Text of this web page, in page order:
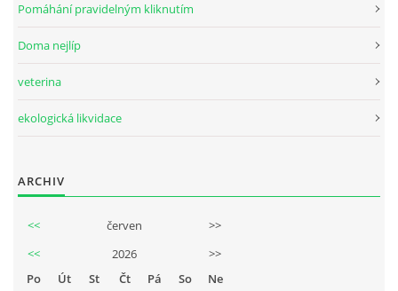
Pomáhání pravidelným kliknutím
Doma nejlíp
veterina
ekologická likvidace
ARCHIV
<< červen
>>
<<
2026
>>
Po
Út St Čt Pá So
Ne